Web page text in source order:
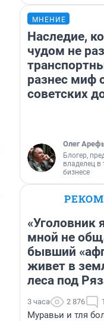
МНЕНИЕ
Наследие,
чудом не
разнес миф
советских
Олег
Блогер,
владелец в
бизнесе
«Уголовник
мной не
бывший
живет в
леса под
3 часа 2 876 1
Муравьи и тля